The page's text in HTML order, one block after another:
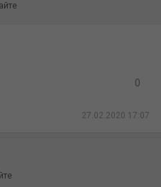
27.02.2020 17:07
0